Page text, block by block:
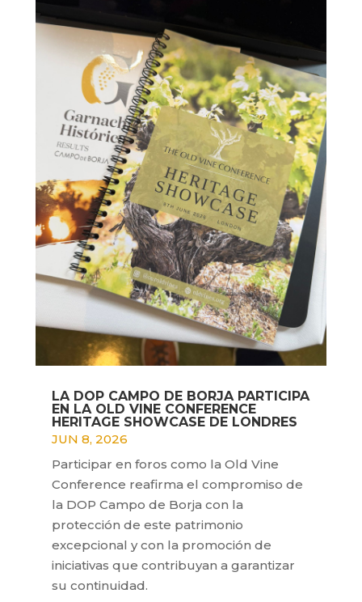
LA DOP CAMPO DE BORJA PARTICIPA
EN LA OLD VINE CONFERENCE
HERITAGE SHOWCASE DE LONDRES
JUN 8, 2026
Participar en foros como la Old Vine
Conference reafirma el compromiso de
la DOP Campo de Borja con la
protección de este patrimonio
excepcional y con la promoción de
iniciativas que contribuyan a garantizar
su continuidad.